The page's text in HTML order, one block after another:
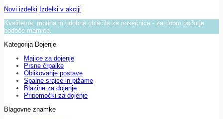
Novi izdelki Izdelki v akciji
Kvalitetna, modna in udobna oblačila za nosečnice - za dobro počutje
bodoče mamice.
Kategorija Dojenje
Majice za dojenje
Prsne črpalke
Oblikovanje postave
Spalne srajce in pižame
Blazine za dojenje
Pripomočki za dojenje
Blagovne znamke